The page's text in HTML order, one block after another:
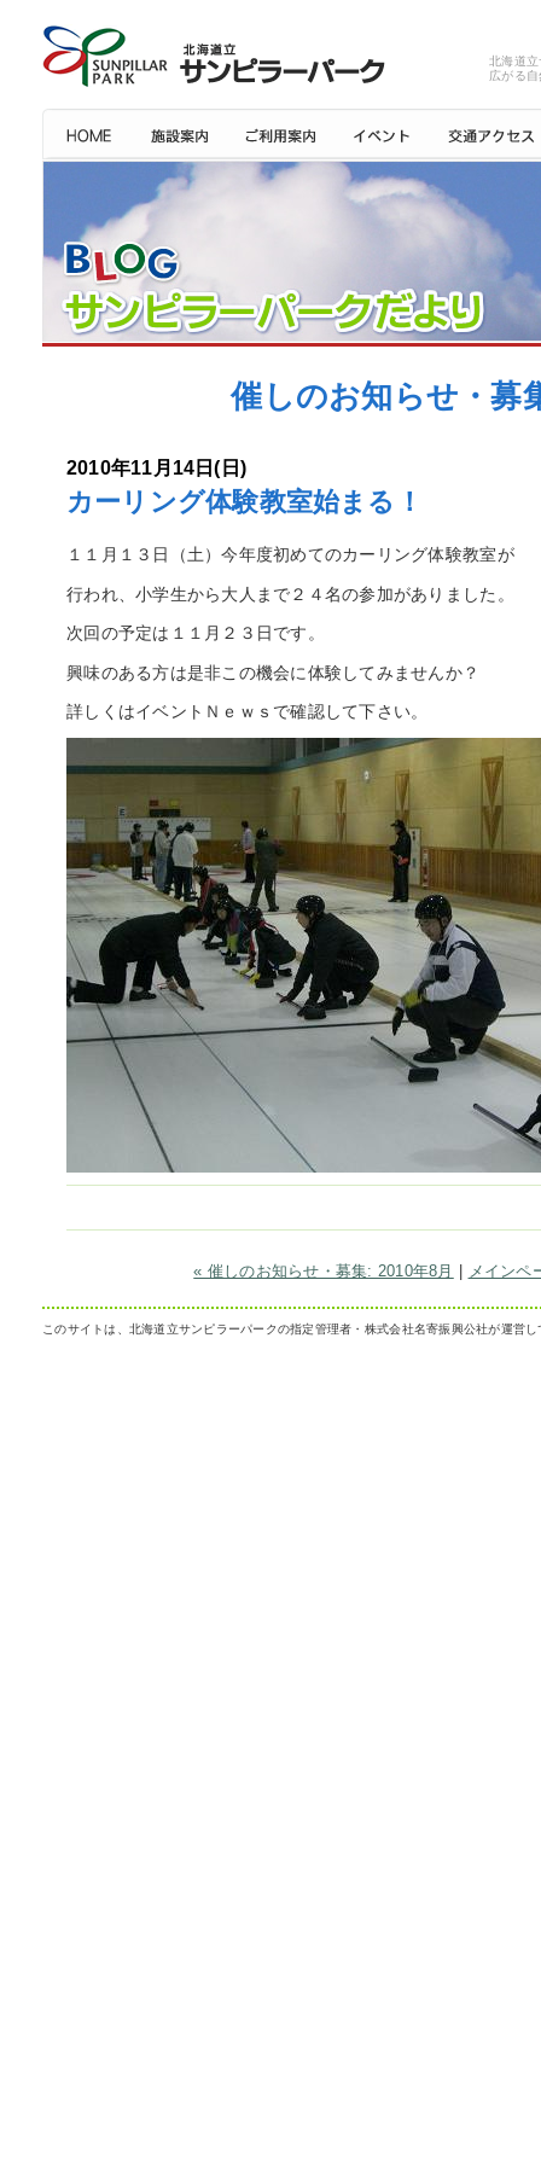
北海道
広がる
催しのお知らせ・募
2010年11月14日(日)
カーリング体験教室始まる！
１１月１３日（土）今年度初めてのカーリング体験教室が
行われ、小学生から大人まで２４名の参加がありました。
次回の予定は１１月２３日です。
興味のある方は是非この機会に体験してみませんか？
詳しくはイベントＮｅｗｓで確認して下さい。
« 催しのお知らせ・募集: 2010年8月 | メインペ
このサイトは、北海道立サンピラーパークの指定管理者・株式会社名寄振興公社が運営